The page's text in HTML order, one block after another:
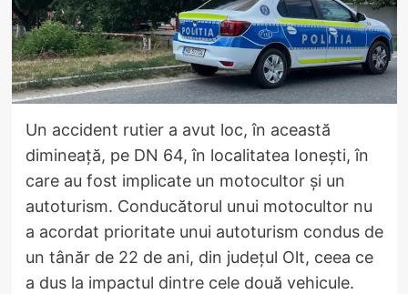
Un accident rutier a avut loc, în această
dimineață, pe DN 64, în localitatea Ionești, în
care au fost implicate un motocultor și un
autoturism. Conducătorul unui motocultor nu
a acordat prioritate unui autoturism condus de
un tânăr de 22 de ani, din județul Olt, ceea ce
a dus la impactul dintre cele două vehicule.